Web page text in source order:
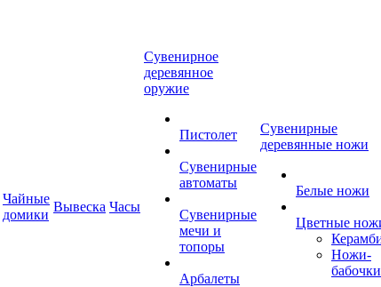
Чайные
домики
Вывеска Часы
Сувенирное
деревянное
оружие
Пистолет
Сувенирные
автоматы
Сувенирные
мечи и
топоры
Арбалеты
Сувенирные
деревянные ножи
Белые ножи
Цветные
Ножи-
бабочки